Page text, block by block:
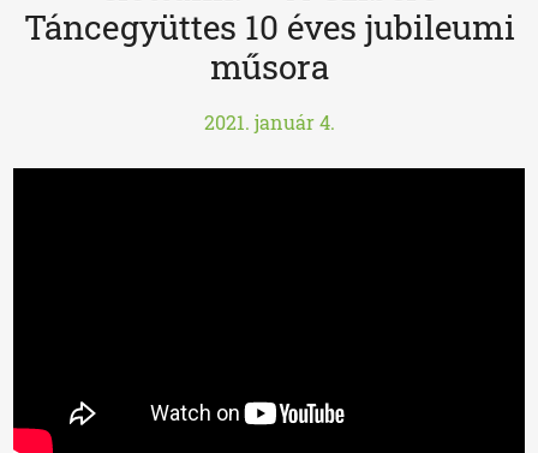
Táncegyüttes 10 éves jubileumi
műsora
2021. január 4.